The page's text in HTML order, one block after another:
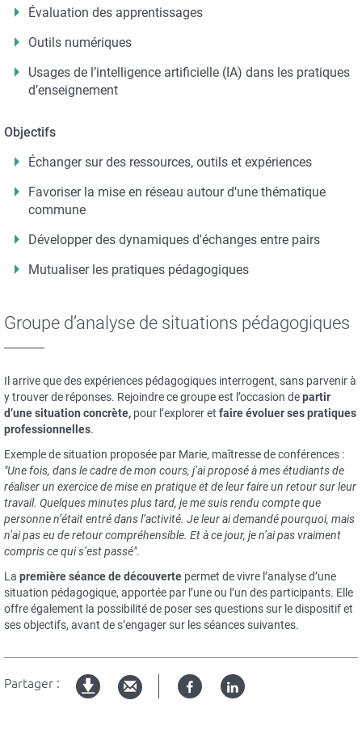
Évaluation des apprentissages
Outils numériques
Usages de l’intelligence artificielle (IA) dans les pratiques
d’enseignement
Objectifs
Échanger sur des ressources, outils et expériences
Favoriser la mise en réseau autour d'une thématique
commune
Développer des dynamiques d'échanges entre pairs
Mutualiser les pratiques pédagogiques
Groupe d’analyse de situations pédagogiques
Il arrive que des expériences pédagogiques interrogent, sans parvenir à
y trouver de réponses. Rejoindre ce groupe est l’occasion departir
d’une situation concrète, pour l’explorer et faire évoluer ses pratiques
professionnelles.
Exemple de situation proposée par Marie, maîtresse de conférences :
"Une fois, dans le cadre de mon cours, j’ai proposé à mes étudiants de
réaliser un exercice de mise en pratique et de leur faire un retour sur leur
travail. Quelques minutes plus tard, je me suis rendu compte que
personne n’était entré dans l’activité. Je leur ai demandé pourquoi, mais
n’ai pas eu de retour compréhensible. Et à ce jour, je n’ai pas vraiment
compris ce qui s’est passé".
La première séance de découverte permet de vivre l’analyse d’une
situation pédagogique, apportée par l’une ou l’un des participants. Elle
offre également la possibilité de poser ses questions sur le dispositif et
ses objectifs, avant de s’engager sur les séances suivantes.
Partager : FacebookLinked